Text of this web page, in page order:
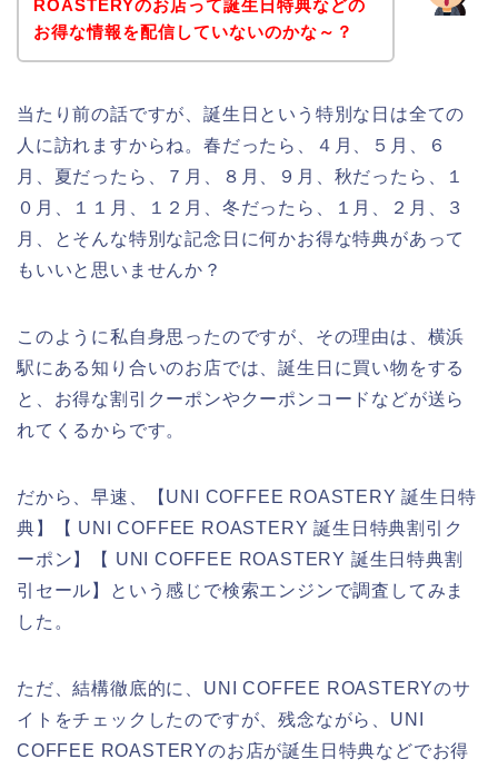
ROASTERYのお店って誕生日特典などの
お得な情報を配信していないのかな～？
当たり前の話ですが、誕生日という特別な日は全ての
人に訪れますからね。春だったら、４月、５月、６
月、夏だったら、７月、８月、９月、秋だったら、１
０月、１１月、１２月、冬だったら、１月、２月、３
月、とそんな特別な記念日に何かお得な特典があって
もいいと思いませんか？
このように私自身思ったのですが、その理由は、横浜
駅にある知り合いのお店では、誕生日に買い物をする
と、お得な割引クーポンやクーポンコードなどが送ら
れてくるからです。
だから、早速、【UNI COFFEE ROASTERY 誕生日特
典】【 UNI COFFEE ROASTERY 誕生日特典割引ク
ーポン】【 UNI COFFEE ROASTERY 誕生日特典割
引セール】という感じで検索エンジンで調査してみま
した。
ただ、結構徹底的に、UNI COFFEE ROASTERYのサ
イトをチェックしたのですが、残念ながら、UNI
COFFEE ROASTERYのお店が誕生日特典などでお得